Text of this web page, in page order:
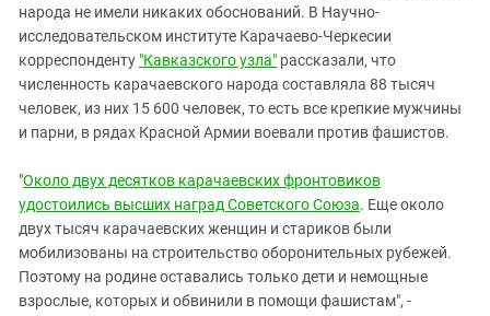
народа не имели никаких обоснований. В Научно-
исследовательском институте Карачаево-Черкесии
корреспонденту "Кавказского узла" рассказали, что
численность карачаевского народа составляла 88 тысяч
человек, из них 15 600 человек, то есть все крепкие мужчины
и парни, в рядах Красной Армии воевали против фашистов.
"Около двух десятков карачаевских фронтовиков
удостоились высших наград Советского Союза. Еще около
двух тысяч карачаевских женщин и стариков были
мобилизованы на строительство оборонительных рубежей.
Поэтому на родине оставались только дети и немощные
взрослые, которых и обвинили в помощи фашистам", -